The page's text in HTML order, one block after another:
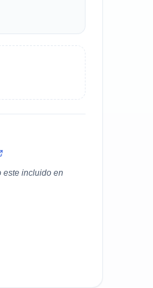
este incluido en